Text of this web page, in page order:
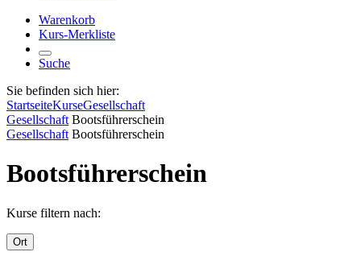
Warenkorb
Kurs-Merkliste
Suche
Sie befinden sich hier:
StartseiteKurseGesellschaft
Gesellschaft Bootsführerschein
Gesellschaft Bootsführerschein
Bootsführerschein
Kurse filtern nach:
Ort